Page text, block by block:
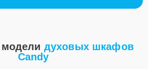
духовых шкафов
Candy